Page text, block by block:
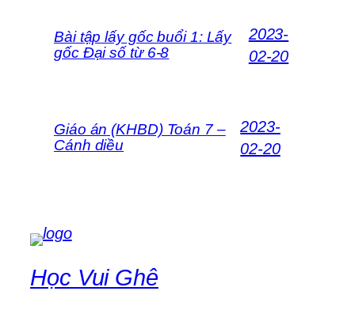
Bài tập lấy gốc buổi 1: Lấy
gốc Đại số từ 6-8
2023-
02-20
Giáo án (KHBD) Toán 7 –
Cánh diều
2023-
02-20
Học Vui Ghê